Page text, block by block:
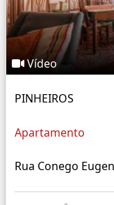
Vídeo
PINHEIROS
Apartamento
Rua Conego